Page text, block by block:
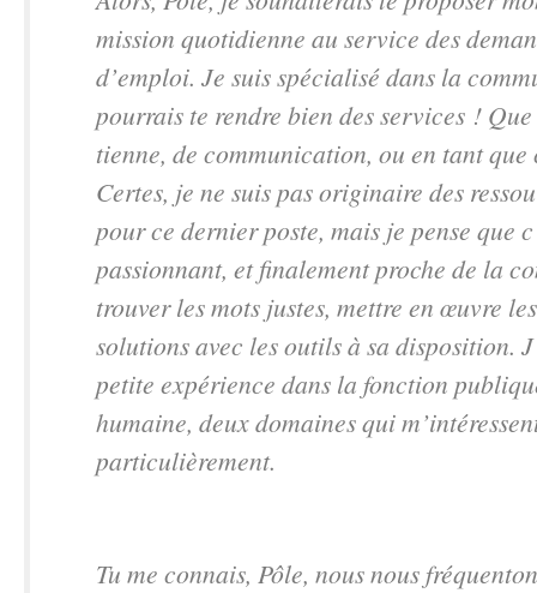
mission quotidienne au service des
d’emploi. Je suis spécialisé dans la
pourrais te rendre bien des services !
tienne, de communication, ou en tant que
Certes, je ne suis pas originaire des
pour ce dernier poste, mais je pense que
passionnant, et finalement proche de la
trouver les mots justes, mettre en œuvre
solutions avec les outils à sa disposition.
petite expérience dans la fonction
humaine, deux domaines qui
particulièrement.
Tu me connais, Pôle, nous nous